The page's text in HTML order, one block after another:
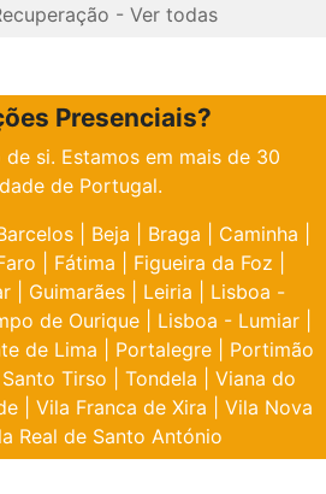
- Ver todas
Presenciais?
si. Estamos em mais de 30
de Portugal.
Beja Braga Caminha
Fátima Figueira da Foz
Guimarães Leiria
Lisboa -
de Ourique Lisboa - Lumiar
de Lima Portalegre
Portimão
Santo Tirso Tondela
Viana do
Vila Franca de Xira
Vila Nova
Real de Santo António